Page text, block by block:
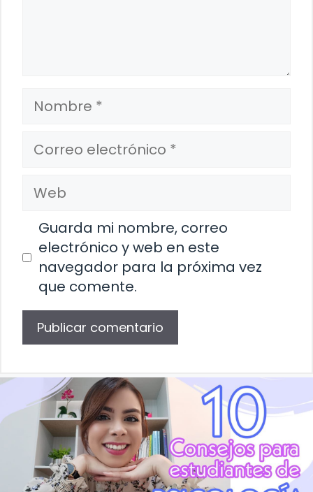
Nombre
Correo
electrónico
Web
Guarda mi nombre, correo
electrónico y web en este
navegador para la próxima vez
que comente.